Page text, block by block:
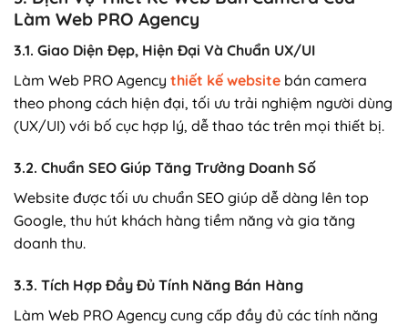
Làm Web PRO Agency
3.1. Giao Diện Đẹp, Hiện Đại Và Chuẩn UX/UI
Làm Web PRO Agency thiết kế website bán camera
theo phong cách hiện đại, tối ưu trải nghiệm người dùng
(UX/UI) với bố cục hợp lý, dễ thao tác trên mọi thiết bị.
3.2. Chuẩn SEO Giúp Tăng Trưởng Doanh Số
Website được tối ưu chuẩn SEO giúp dễ dàng lên top
Google, thu hút khách hàng tiềm năng và gia tăng
doanh thu.
3.3. Tích Hợp Đầy Đủ Tính Năng Bán Hàng
Làm Web PRO Agency cung cấp đầy đủ các tính năng